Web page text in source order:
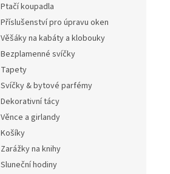
Ptačí koupadla
Příslušenství pro úpravu oken
Věšáky na kabáty a klobouky
Bezplamenné svíčky
Tapety
Svíčky & bytové parfémy
Dekorativní tácy
Věnce a girlandy
Košíky
Zarážky na knihy
Sluneční hodiny